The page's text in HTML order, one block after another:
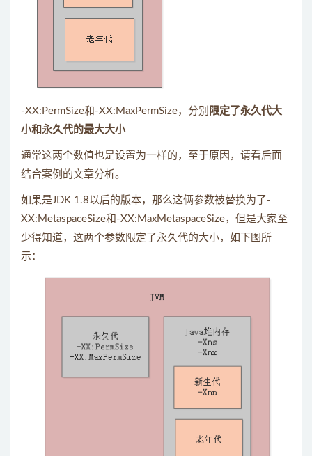
-XX:PermSize和-XX:MaxPermSize，分别 限定了永久代大
小和永久代的最大大小
通常这两个数值也是设置为一样的，至于原因，请看后面
结合案例的文章分析。
如果是JDK 1.8以后的版本，那么这俩参数被替换为了-
XX:MetaspaceSize和-XX:MaxMetaspaceSize，但是大家至
少得知道，这两个参数限定了永久代的大小，如下图所
示：